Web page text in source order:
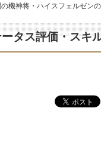
機神将・ハイスフェルゼン
タス評価・スキ